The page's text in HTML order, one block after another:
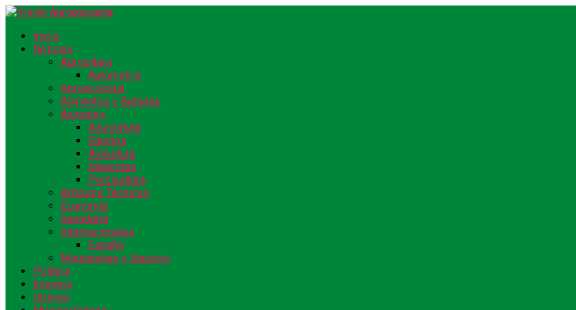
Inicio
Noticias
Agricultura
Automotriz
Agroecología
Alimentos y Bebidas
Animales
Acuicultura
Equinos
Avicultura
Mascotas
Porcicultura
Artículos Técnicos
Economía
Ganadería
Internacionales
España
Maquinarias y Equipos
Política
Eventos
Opinión